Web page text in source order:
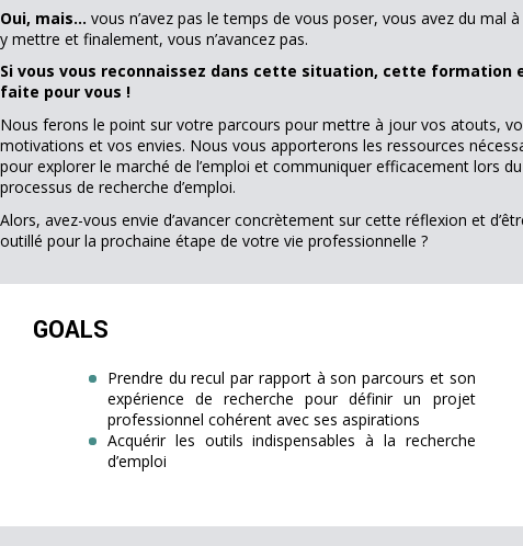
Oui, mais… vous n’avez pas le temps de vous poser, vous avez du mal
y mettre et finalement, vous n’avancez pas.
Si vous vous reconnaissez dans cette situation, cette formation
faite pour vous !
Nous ferons le point sur votre parcours pour mettre à jour vos atouts,
motivations et vos envies. Nous vous apporterons les ressources
pour explorer le marché de l’emploi et communiquer efficacement lors du
processus de recherche d’emploi.
Alors, avez-vous envie d’avancer concrètement sur cette réflexion et
outillé pour la prochaine étape de votre vie professionnelle ?
GOALS
Prendre du recul par rapport à son parcours et son
expérience de recherche pour définir un projet
professionnel cohérent avec ses aspirations
Acquérir les outils indispensables à la recherche
d’emploi